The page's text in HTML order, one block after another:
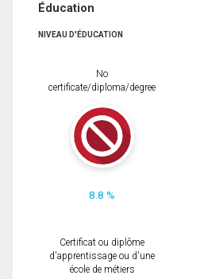
Éducation
NIVEAU D'ÉDUCATION
No
certificate/diploma/degree
8.8 %
Certificat ou diplôme
d'apprentissage ou d'une
école de métiers